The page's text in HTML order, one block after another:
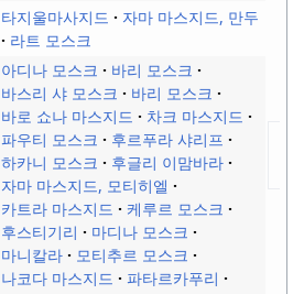
타지울마사지드
자마 마스지드, 만두
라트 모스크
아디나 모스크
바리 모스크
바스리 샤 모스크
바리 모스크
바로 쇼나 마스지드
차크 마스지드
파우티 모스크
후르푸라 샤리프
하카니 모스크
후글리 이맘바라
자마 마스지드, 모티히엘
카트라 마스지드
케루르 모스크
후스티기리
마디나 모스크
마니칼라
모티추르 모스크
나코다 마스지드
파타르카푸리